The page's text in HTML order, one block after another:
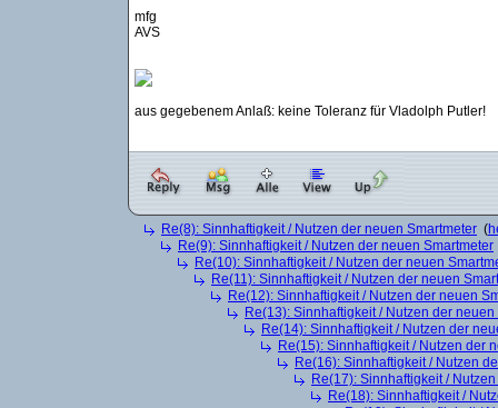
mfg
AVS
aus gegebenem Anlaß: keine Toleranz für Vladolph Putler!
Re(8): Sinnhaftigkeit / Nutzen der neuen Smartmeter (
Re(9): Sinnhaftigkeit / Nutzen der neuen Smartmeter
Re(10): Sinnhaftigkeit / Nutzen der neuen
Re(11): Sinnhaftigkeit / Nutzen der neuen
Re(12): Sinnhaftigkeit / Nutzen der neuen
Re(13): Sinnhaftigkeit / Nutzen der neuen
Re(14): Sinnhaftigkeit / Nutzen der
Re(15): Sinnhaftigkeit / Nutzen der
Re(16): Sinnhaftigkeit / Nutzen
Re(17): Sinnhaftigkeit /
Re(18): Sinnhaftigkeit /